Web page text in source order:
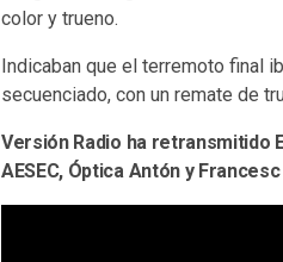
color y trueno.
Indicaban que el terremoto final
secuenciado, con un remate de
Versión Radio ha retransmitido
AESEC, Óptica Antón y